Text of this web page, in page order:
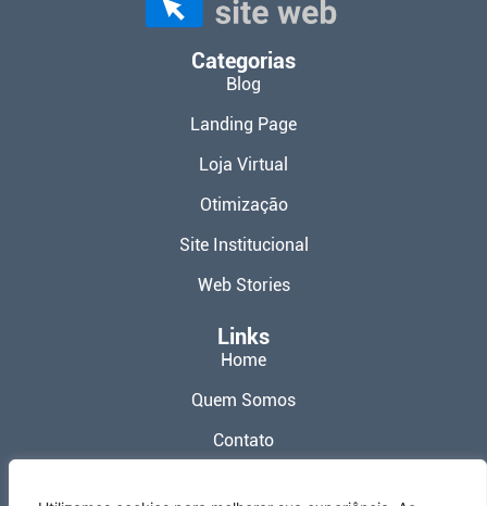
Categorias
Blog
Landing Page
Loja Virtual
Otimização
Site Institucional
Web Stories
Links
Home
Quem Somos
Contato